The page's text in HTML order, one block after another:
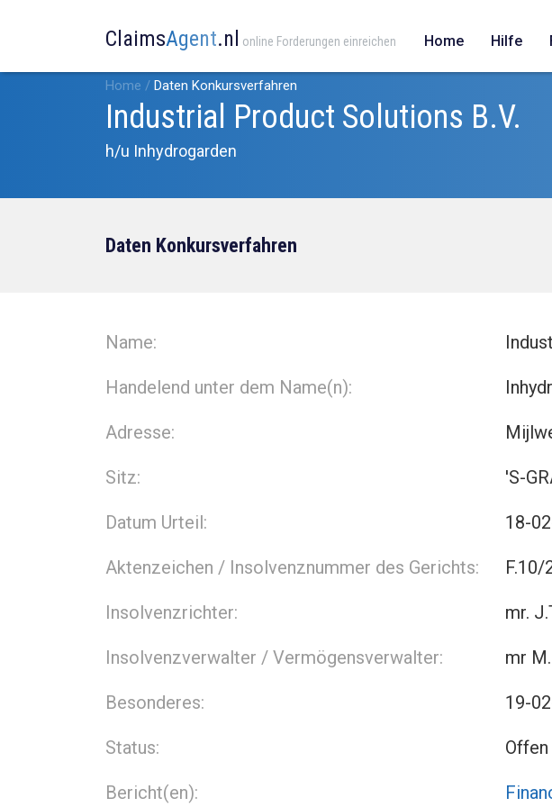
ClaimsAgent.nl online Forderungen einreichen Home Hilfe
Home / Daten Konkursverfahren
Industrial Product Solutions B.V.
h/u Inhydrogarden
Daten Konkursverfahren
Name:
Handelend unter dem Name(n):
Adresse:
Sitz: 'S-
Datum Urteil: 18-
Aktenzeichen / Insolvenznummer des Gerichts:
Insolvenzrichter: mr.
Insolvenzverwalter / Vermögensverwalter: mr
Besonderes: 19-
Status: Offen
Bericht(en):